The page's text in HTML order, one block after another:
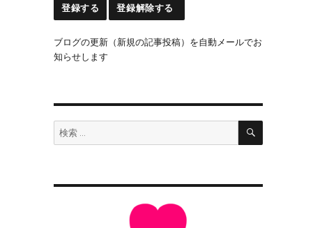
ブログの更新（新規の記事投稿）を自動メールでお
知らせします
検
索:
検